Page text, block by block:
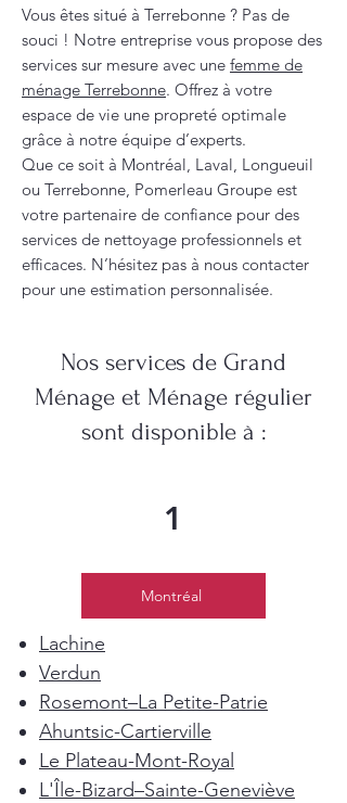
Vous êtes situé à Terrebonne ? Pas de
souci ! Notre entreprise vous propose des
services sur mesure avec une femme de
ménage Terrebonne. Offrez à votre
espace de vie une propreté optimale
grâce à notre équipe d’experts.
Que ce soit à Montréal, Laval, Longueuil
ou Terrebonne, Pomerleau Groupe est
votre partenaire de confiance pour des
services de nettoyage professionnels et
efficaces. N’hésitez pas à nous contacter
pour une estimation personnalisée.
Nos services de Grand
Ménage et Ménage régulier
sont disponible à :
1
Montréal
Lachine
Verdun
Rosemont–La Petite-Patrie
Ahuntsic-Cartierville
Le Plateau-Mont-Royal
L'Île-Bizard–Sainte-Geneviève